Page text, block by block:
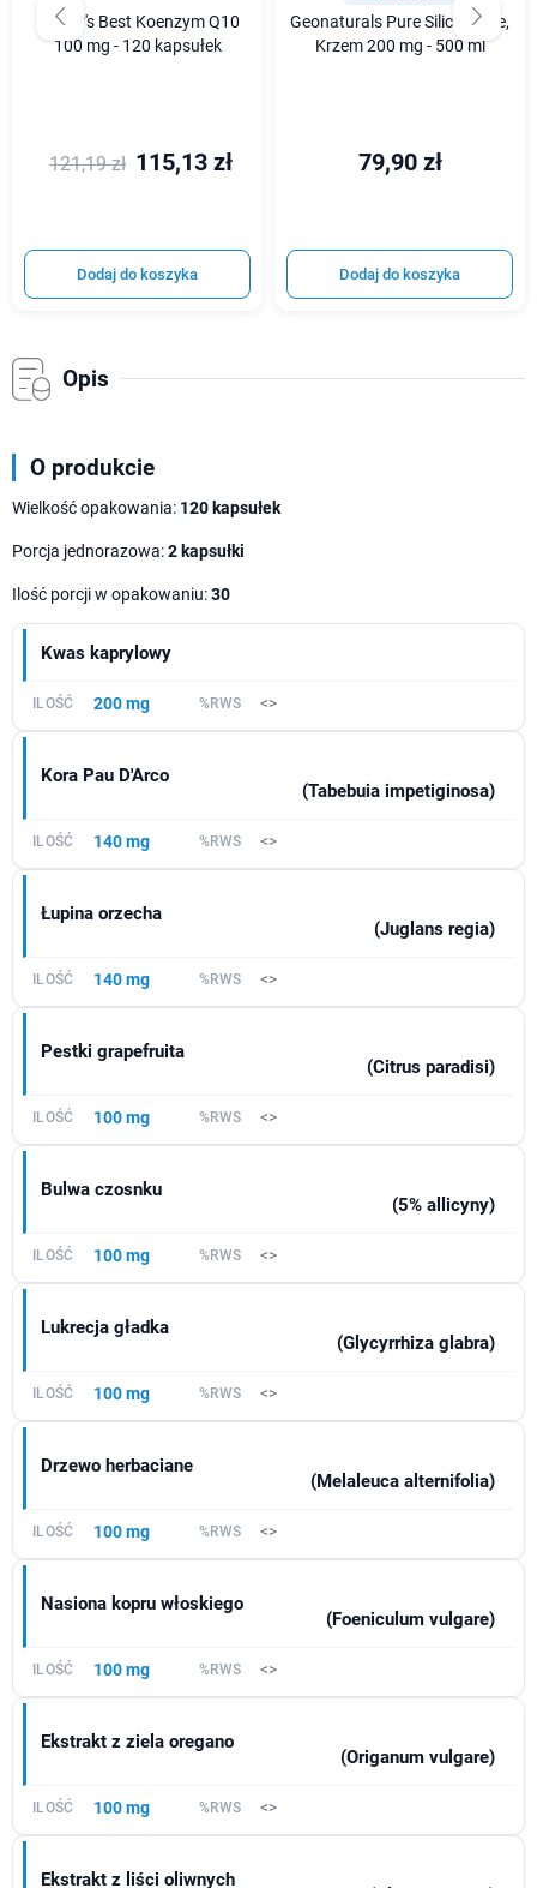
Doctor's Best Koenzym Q10
100 mg - 120 kapsułek
121,19 zł 115,13 zł
Dodaj do koszyka
Geonaturals Pure Silica Forte,
Krzem 200 mg - 500 ml
79,90 zł
Dodaj do koszyka
Opis
O produkcie
Wielkość opakowania: 120 kapsułek
Porcja jednorazowa:2 kapsułki
Ilość porcji w opakowaniu:30
Kwas kaprylowy
200 mg <>
Kora Pau D'Arco
(Tabebuia impetiginosa)
140 mg <>
Łupina orzecha
(Juglans regia)
140 mg <>
Pestki grapefruita
(Citrus paradisi)
100 mg <>
Bulwa czosnku
(5% allicyny)
100 mg <>
Lukrecja gładka
(Glycyrrhiza glabra)
100 mg <>
Drzewo herbaciane
(Melaleuca alternifolia)
100 mg <>
Nasiona kopru włoskiego
(Foeniculum vulgare)
100 mg <>
Ekstrakt z ziela oregano
(Origanum vulgare)
100 mg <>
Ekstrakt z liści oliwnych